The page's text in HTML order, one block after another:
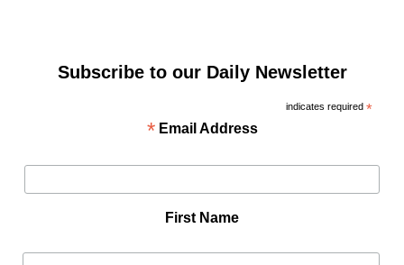
Subscribe to our Daily Newsletter
*
Email Address
*
First Name